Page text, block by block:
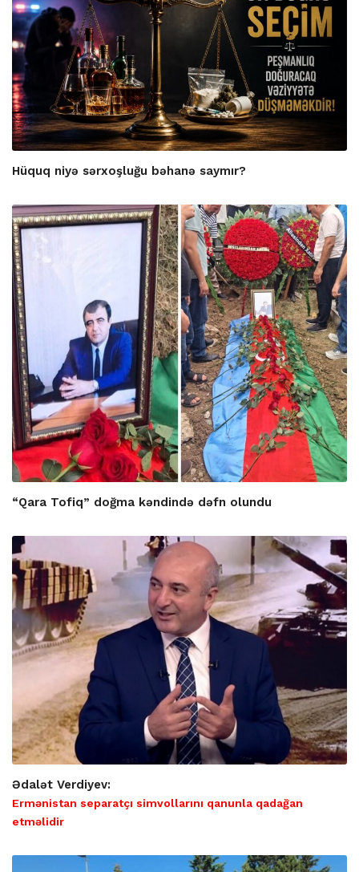
Hüquq niyə sərxoşluğu bəhanə saymır?
“Qara Tofiq” doğma kəndində dəfn olundu
Ədalət Verdiyev:
Ermənistan separatçı simvollarını qanunla qadağan
etməlidir